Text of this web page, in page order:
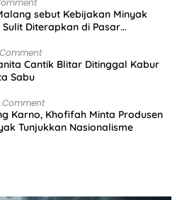
sebut Kebijakan Minyak
Diterapkan di Pasar
Cantik Blitar Ditinggal Kabur
Sabu
Comment
Karno, Khofifah Minta Produsen
Tunjukkan Nasionalisme